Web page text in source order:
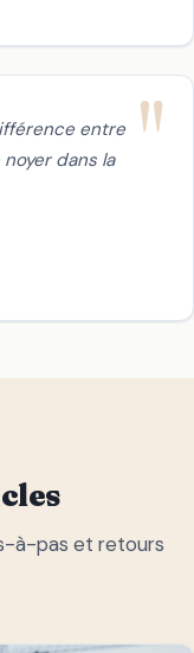
entre
dans la
à-pas et retours